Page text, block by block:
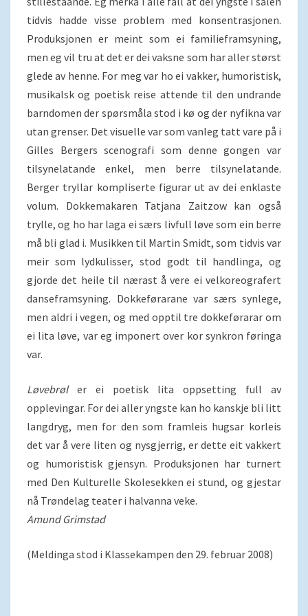
tidvis hadde visse problem med konsentrasjonen.
Produksjonen er meint som ei familieframsyning,
men eg vil tru at det er dei vaksne som har aller størst
glede av henne. For meg var ho ei vakker, humoristisk,
musikalsk og poetisk reise attende til den undrande
barndomen der spørsmåla stod i kø og der nyfikna var
utan grenser. Det visuelle var som vanleg tatt vare på i
Gilles Bergers scenografi som denne gongen var
tilsynelatande enkel, men berre tilsynelatande.
Berger tryllar kompliserte figurar ut av dei enklaste
volum. Dokkemakaren Tatjana Zaitzow kan også
trylle, og ho har laga ei særs livfull løve som ein berre
må bli glad i. Musikken til Martin Smidt, som tidvis var
meir som lydkulisser, stod godt til handlinga, og
gjorde det heile til nærast å vere ei velkoreografert
danseframsyning. Dokkeførarane var særs synlege,
men aldri i vegen, og med opptil tre dokkeførarar om
ei lita løve, var eg imponert over kor synkron føringa
var.
Løvebrøler ei poetisk lita oppsetting full av
opplevingar. For dei aller yngste kan ho kanskje bli litt
langdryg, men for den som framleis hugsar korleis
det var å vere liten og nysgjerrig, er dette eit vakkert
og humoristisk gjensyn. Produksjonen har turnert
med Den Kulturelle Skolesekken ei stund, og gjestar
nå Trøndelag teater i halvanna veke.
Amund Grimstad
(Meldinga stod i Klassekampen den 29. februar 2008)